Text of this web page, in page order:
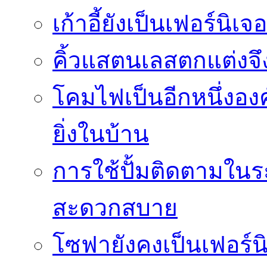
เก้าอี้ยังเป็นเฟอร์นิเ
คิ้วแสตนเลสตกแต่ง
โคมไฟเป็นอีกหนึ่งอ
ยิ่งในบ้าน
การใช้ปั้มติดตามใน
สะดวกสบาย
โซฟายังคงเป็นเฟอร์